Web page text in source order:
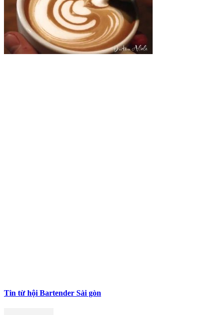
Tin từ hội Bartender Sài gòn